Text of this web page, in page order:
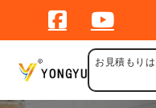
お見積もり